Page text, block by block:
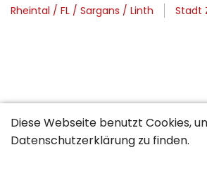
Rheintal / FL / Sargans / Linth
Stadt
Diese Webseite benutzt Cookies,
Datenschutzerklärung zu finden.